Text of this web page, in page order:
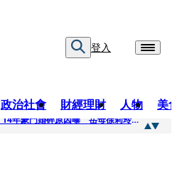
登入
政治社會 財經理財 人物 美
5566小刀爆離婚台玻千金！14年豪門婚碎原因曝 岳母徐莉玲風暴意外揭家族祕辛